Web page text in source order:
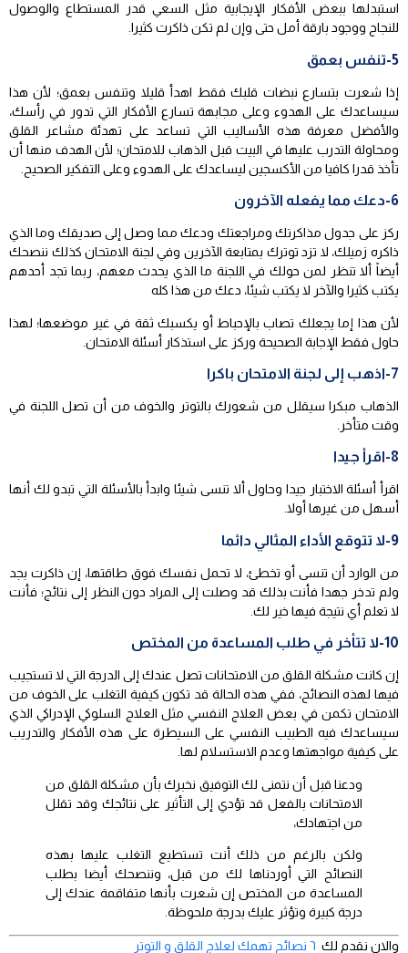
استبدلها ببعض الأفكار الإيجابية مثل السعي قدر المستطاع والوصول
للنجاح ووجود بارقة أمل حتى وإن لم تكن ذاكرت كثيرا.
5-تنفس بعمق
إذا شعرت بتسارع نبضات قلبك فقط اهدأ قليلا وتنفس بعمق؛ لأن هذا
سيساعدك على الهدوء وعلى مجابهة تسارع الأفكار التي تدور في رأسك،
والأفضل معرفة هذه الأساليب التي تساعد على تهدئة مشاعر القلق
ومحاولة التدرب عليها في البيت قبل الذهاب للامتحان؛ لأن الهدف منها أن
تأخذ قدرا كافيا من الأكسجين ليساعدك على الهدوء وعلى التفكير الصحيح.
6-دعك مما يفعله الآخرون
ركز على جدول مذاكرتك ومراجعتك ودعك مما وصل إلى صديقك وما الذي
ذاكره زميلك، لا تزد توترك بمتابعة الآخرين وفي لجنة الامتحان كذلك ننصحك
أيضاً ألا تنظر لمن حولك في اللجنة ما الذي يحدث معهم، ربما تجد أحدهم
يكتب كثيرا والآخر لا يكتب شيئا، دعك من هذا كله
لأن هذا إما يجعلك تصاب بالإحباط أو يكسبك ثقة في غير موضعها؛ لهذا
حاول فقط الإجابة الصحيحة وركز على استذكار أسئلة الامتحان.
7-اذهب إلى لجنة الامتحان باكرا
الذهاب مبكرا سيقلل من شعورك بالتوتر والخوف من أن تصل اللجنة في
وقت متأخر.
8-اقرأ جيدا
اقرأ أسئلة الاختبار جيدا وحاول ألا تنسى شيئا وابدأ بالأسئلة التي تبدو لك أنها
أسهل من غيرها أولا.
9-لا تتوقع الأداء المثالي دائما
من الوارد أن تنسى أو تخطئ، لا تحمل نفسك فوق طاقتها، إن ذاكرت بجد
ولم تدخر جهدا فأنت بذلك قد وصلت إلى المراد دون النظر إلى نتائج؛ فأنت
لا تعلم أي نتيجة فيها خير لك.
10-لا تتأخر في طلب المساعدة من المختص
إن كانت مشكلة القلق من الامتحانات تصل عندك إلى الدرجة التي لا تستجيب
فيها لهذه النصائح، ففي هذه الحالة قد تكون كيفية التغلب على الخوف من
الامتحان تكمن في بعض العلاج النفسي مثل العلاج السلوكي الإدراكي الذي
سيساعدك فيه الطبيب النفسي على السيطرة على هذه الأفكار والتدريب
على كيفية مواجهتها وعدم الاستسلام لها.
ودعنا قبل أن نتمنى لك التوفيق نخبرك بأن مشكلة القلق من
الامتحانات بالفعل قد تؤدي إلى التأثير على نتائجك وقد تقلل
من اجتهادك،
ولكن بالرغم من ذلك أنت تستطيع التغلب عليها بهذه
النصائح التي أوردناها لك من قبل، وننصحك أيضا بطلب
المساعدة من المختص إن شعرت بأنها متفاقمة عندك إلى
درجة كبيرة وتؤثر عليك بدرجة ملحوظة.
والان نقدم لك